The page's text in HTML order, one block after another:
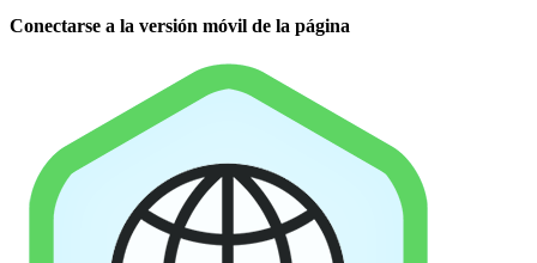
Conectarse a la versión móvil de la página